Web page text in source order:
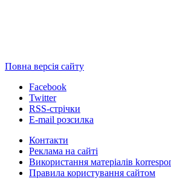
Повна версія сайту
Facebook
Twitter
RSS-стрічки
E-mail розсилка
Контакти
Реклама на сайті
Використання матеріалів
Правила користування сайтом